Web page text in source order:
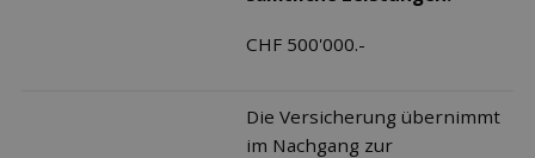
CHF 500'000.-
Die Versicherung übernimmt
im Nachgang zur